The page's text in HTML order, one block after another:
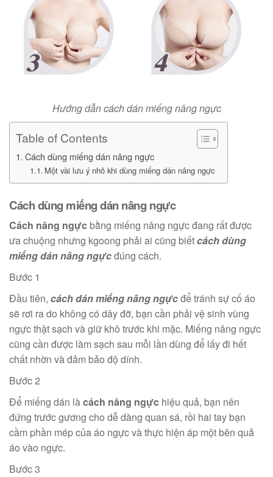
Hướng dẫn cách dán miếng nâng ngực
Table of Contents
Cách dùng miếng dán nâng ngực
Một vài lưu ý nhỏ khi dùng miếng dán nâng ngực
Cách dùng miếng dán nâng ngực
Cách nâng ngực bằng miếng nâng ngực đang rất được
ưa chuộng nhưng kgoong phải ai cũng biếtcách dùng
miếng dán nâng ngựcđúng cách.
Bước 1
Đầu tiên, cách dán miếng nâng ngựcđể tránh sự cố áo
sẽ rơi ra do không có dây đỡ, bạn cần phải vệ sinh vùng
ngực thật sạch và giữ khô trước khi mặc. Miếng nâng ngực
cũng cần được làm sạch sau mỗi lần dùng để lấy đi hết
chất nhờn và đảm bảo độ dính.
Bước 2
Để miếng dán làcách nâng ngực hiệu quả, bạn nên
đứng trước gương cho dễ dàng quan sá, rồi hai tay bạn
cầm phần mép của áo ngực và thực hiện áp một bên quả
áo vào ngực.
Bước 3